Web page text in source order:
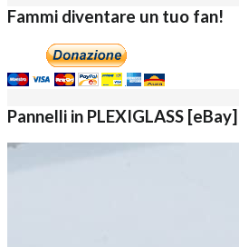
Fammi diventare un tuo fan!
Pannelli in PLEXIGLASS [eBay]